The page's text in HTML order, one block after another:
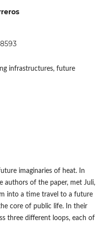
infrastructures, future
imaginaries of heat. In
authors of the paper, met Juli,
into a time travel to a future
core of public life. In their
three different loops, each of